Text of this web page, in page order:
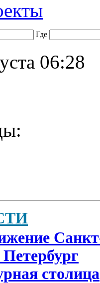
Где
06:28
столица